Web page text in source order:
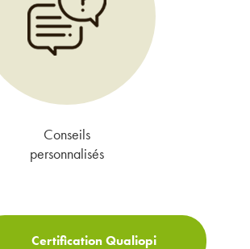
Conseils
personnalisés
Certification Qualiopi